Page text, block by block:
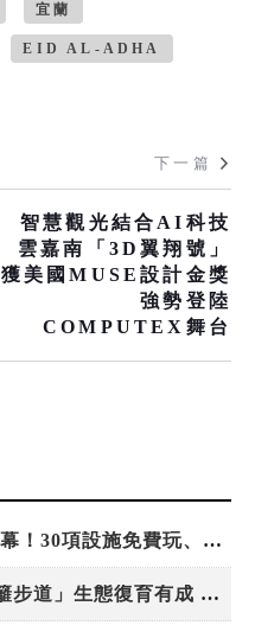
宜蘭
EID AL-ADHA
下一篇
智慧觀光結合AI科技
雲嘉南「3D翼翔號」
獲美國MUSE設計金獎
強勢登陸
COMPUTEX舞台
高雄最大親子遊樂園8/8開幕！30項設施免費玩、YOYO家族嗨翻暑假
虎頭埤森林秘境！「枯樹籬步道」生態復育有成 走進大自然生命教室